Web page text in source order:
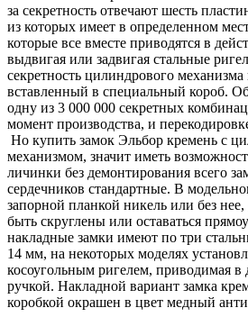
за секретность отвечают шесть
из которых имеет в определенном
которые все вместе приводятся в
выдвигая или задвигая стальные
секретность цилиндрового механизма
вставленный в специальный короб.
одну из 3 000 000 секретных
момент производства, и
Но купить замок Эльбор кремень с
механизмом, значит иметь
личинки без демонтирования всего
сердечников стандартные. В
запорной планкой никель или без
быть скруглены или оставаться
накладные замки имеют по три
14 мм, на некоторых моделях
косоугольным ригелем, приводимая
ручкой. Накладной вариант замка
коробкой окрашен в цвет медный